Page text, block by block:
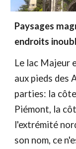
Paysages
endroits
Le lac Majeur
aux pieds des
parties: la
Piémont, la
l'extrémité
son nom, ce